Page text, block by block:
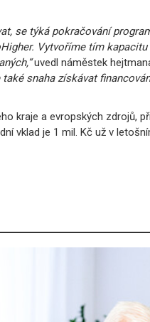
se týká pokračování
Vytvoříme tím
uvedl náměstek
snaha získávat
kraje a evropských zdrojů,
vklad je 1 mil. Kč už v